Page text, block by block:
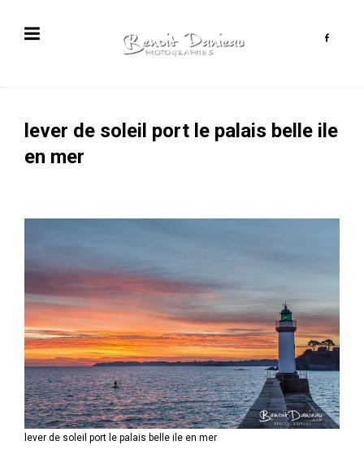
lever de soleil port le palais belle ile
en mer
lever de soleil port le palais belle ile en mer